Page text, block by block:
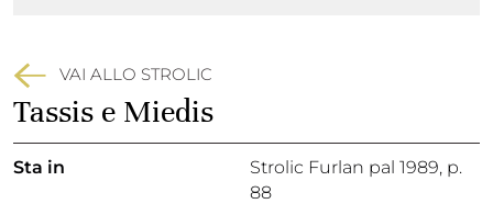
VAI ALLO STROLIC
Tassis e Miedis
Sta in Strolic Furlan pal 1989, p.
88